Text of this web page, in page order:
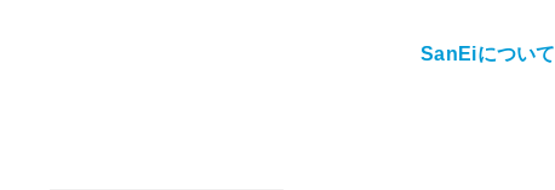
SanEiについて